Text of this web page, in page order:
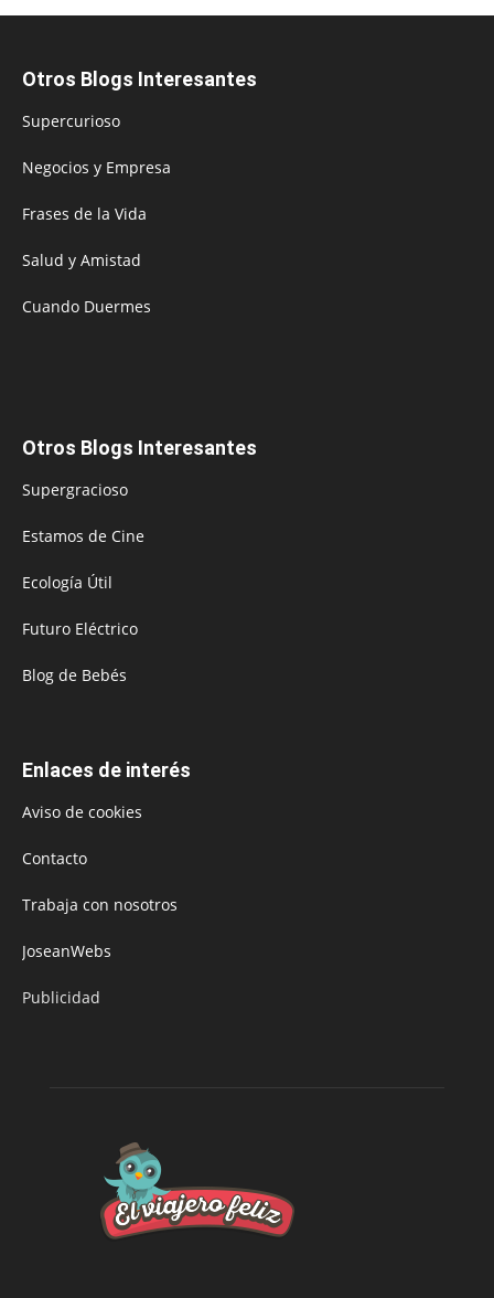
Otros Blogs Interesantes
Supercurioso
Negocios y Empresa
Frases de la Vida
Salud y Amistad
Cuando Duermes
Otros Blogs Interesantes
Supergracioso
Estamos de Cine
Ecología Útil
Futuro Eléctrico
Blog de Bebés
Enlaces de interés
Aviso de cookies
Contacto
Trabaja con nosotros
JoseanWebs
Publicidad